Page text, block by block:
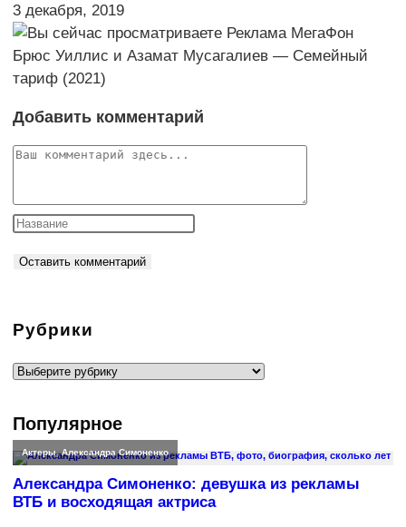
3 декабря, 2019
Добавить комментарий
Комментарий
Рубрики
Рубрики
Популярное
Актеры,Александра Симоненко
Александра Симоненко: девушка из рекламы
ВТБ и восходящая актриса